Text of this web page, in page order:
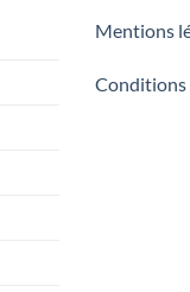
Mentions
Conditions